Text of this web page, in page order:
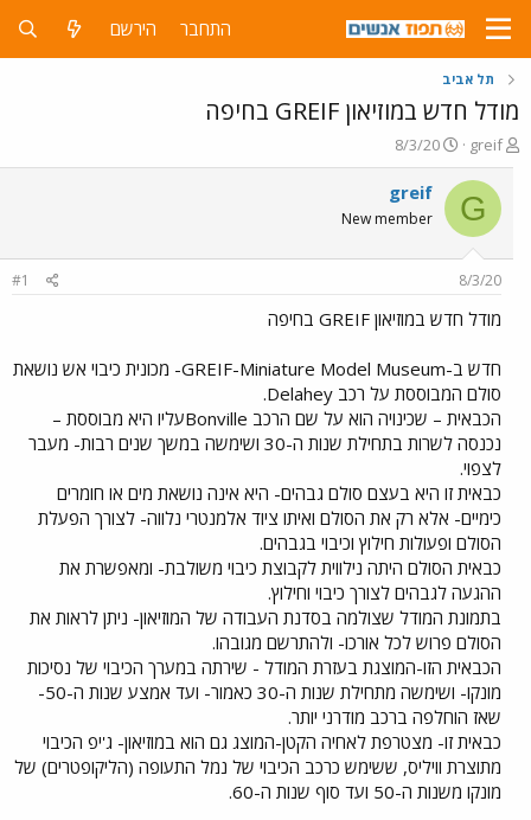
התחבר הירשם
תל אביב
מודל חדש במוזיאון GREIF בחיפה
פ
ו
ת
ח
ה
ו
ש
א
greif
פ
ו
ר
8/3/20
G
greif
New member
8/3/20
#1
מודל חדש במוזיאון GREIF בחיפה
חדש ב-GREIF-Miniature Model Museum- מכונית כיבוי אש נושאת
סולם המבוססת על רכב Delahey.
הכבאית – שכינויה הוא על שם הרכב Bonvilleעליו היא מבוססת –
נכנסה לשרות בתחילת שנות ה-30 ושימשה במשך שנים רבות- מעבר
לצפוי.
כבאית זו היא בעצם סולם גבהים- היא אינה נושאת מים או חומרים
כימיים- אלא רק את הסולם ואיתו ציוד אלמנטרי נלווה- לצורך הפעלת
הסולם ופעולות חילוץ וכיבוי בגבהים.
כבאית הסולם היתה נילווית לקבוצת כיבוי משולבת- ומאפשרת את
ההגעה לגבהים לצורך כיבוי וחילוץ.
בתמונת המודל שצולמה בסדנת העבודה של המוזיאון- ניתן לראות את
הסולם פרוש לכל אורכו- ולהתרשם מגובהו.
הכבאית הזו-המוצגת בעזרת המודל - שירתה במערך הכיבוי של נסיכות
מונקו- ושימשה מתחילת שנות ה-30 כאמור- ועד אמצע שנות ה-50-
שאז הוחלפה ברכב מודרני יותר.
כבאית זו- מצטרפת לאחיה הקטן-המוצג גם הוא במוזיאון- ג'יפ הכיבוי
מתוצרת וויליס, ששימש כרכב הכיבוי של נמל התעופה (הליקופטרים) של
מונקו משנות ה-50 ועד סוף שנות ה-60.